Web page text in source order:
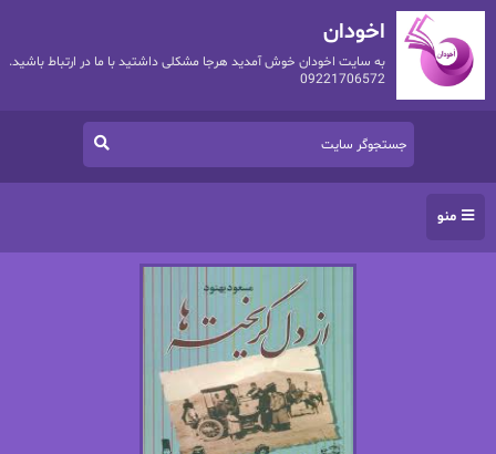
اخودان
به سایت اخودان خوش آمدید هرجا مشکلی داشتید با ما در ارتباط باشید.
09221706572
منو